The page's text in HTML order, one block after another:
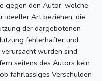
gegen den Autor, welche
ideeller Art beziehen, die
der dargebotenen
fehlerhafter und
wurden sind
seitens des Autors kein
fahrlässiges Verschulden